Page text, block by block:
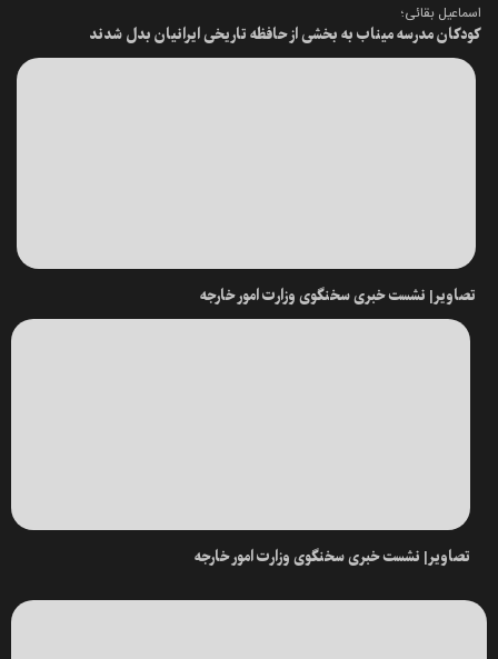
اسماعیل بقائی؛
کودکان مدرسه میناب به بخشی از حافظه تاریخی ایرانیان بدل شدند
تصاویر| نشست خبری سخنگوی وزارت امور خارجه
تصاویر| نشست خبری سخنگوی وزارت امور خارجه